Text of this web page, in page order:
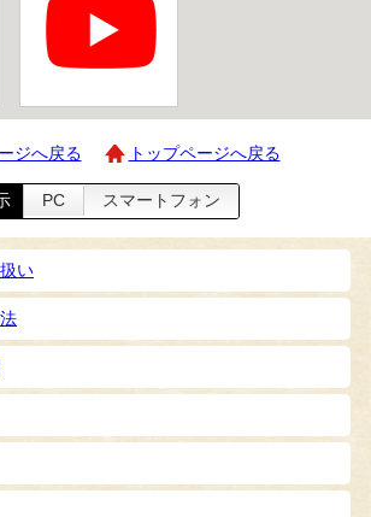
ジへ戻る トップページへ戻る
PC スマートフォン
い